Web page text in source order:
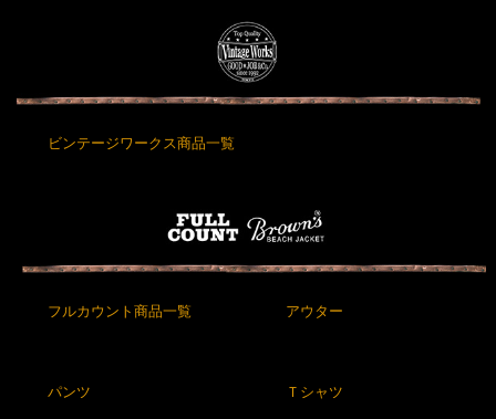
ビンテージワークス商品一覧
フルカウント商品一覧 アウター
パンツ Ｔシャツ